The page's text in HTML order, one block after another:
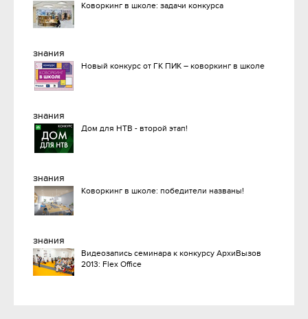
Коворкинг в школе: задачи конкурса
знания
Новый конкурс от ГК ПИК – коворкинг в школе
знания
Дом для НТВ - второй этап!
знания
Коворкинг в школе: победители названы!
знания
Видеозапись семинара к конкурсу АрхиВызов
2013: Flex Office